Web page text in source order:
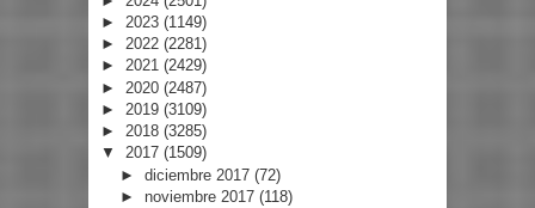
► 2023 (1149)
► 2022 (2281)
► 2021 (2429)
► 2020 (2487)
► 2019 (3109)
► 2018 (3285)
▼ 2017 (1509)
► diciembre 2017 (72)
► noviembre 2017 (118)